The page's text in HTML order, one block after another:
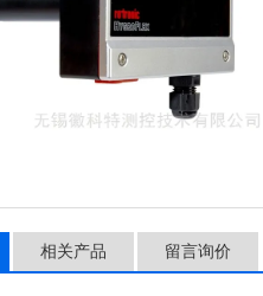
相关产品 留言询价